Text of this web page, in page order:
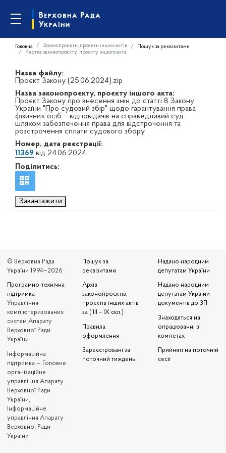
Головна Законопроєкти, проєкти інших актів
Пошук за реквізитами
Картка законопроєкту, проєкту іншого акта
Назва файлу:
Проєкт Закону (25.06.2024).zip
Назва законопроєкту, проєкту іншого акта:
Проєкт Закону про внесення змін до статті 8 Закону
України "Про судовий збір" щодо гарантування права
фізичних осіб – відповідачів на справедливий суд
шляхом забезпечення права для відстрочення та
розстрочення сплати судового збору
Номер, дата реєстрації:
11369 від 24.06.2024
Поділитись:
Завантажити
© Верховна Рада
України 1994—2026
Програмно-технічна
підтримка —
Управління
комп'ютеризованих
систем Апарату
Верховної Ради
України
Iнформаційна
підтримка — Головне
організаційне
управління Апарату
Верховної Ради
України,
Інформаційне
управління Апарату
Верховної Ради
України
Пошук за
реквізитами
Архів
законопроєктів,
проєктів інших актів
за ( III – IX скл.)
Правила
оформлення
Зареєстровані за
поточний тиждень
Надано народним
депутатам України
Надано народним
депутатам України
документів до ЗП
Знаходяться на
опрацюванні в
комітетах
Прийняті на поточній
сесії